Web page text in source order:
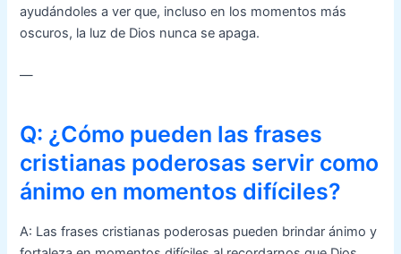
ayudándoles a ver que, incluso en los momentos más
oscuros, la luz de Dios nunca se apaga.
—
Q: ¿Cómo pueden las frases
cristianas poderosas servir como
ánimo en momentos difíciles?
A: Las frases cristianas poderosas pueden brindar ánimo y